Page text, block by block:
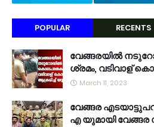
POPULAR RECENTS
വേങ്ങരയിൽ
ശ്രമം, വടിവാള്
March 11, 2023
വേങ്ങര
എ യുമായി വേങ്ങര